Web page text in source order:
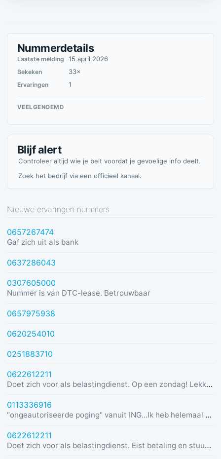
Nummerdetails
Laatste melding 15 april 2026
Bekeken 33×
Ervaringen 1
VEELGENOEMD
Blijf alert
Controleer altijd wie je belt voordat je gevoelige info deelt.
Zoek het bedrijf via een officieel kanaal.
Nieuwe ervaringen nummers
0657267474
Gaf zich uit als bank
0637286043
0307605000
Nummer is van DTC-lease. Betrouwbaar
0657975938
0620254010
0251883710
0622612211
Doet zich voor als belastingdienst. Op een zondag! Lekker dom
0113336916
"ongeautoriseerde poging" vanuit ING...Ik heb helemaal geen rekening bij ING :)
0622612211
Doet zich voor als belastingdienst. Eist betaling en stuurt link in bericht met dreiging van beslaglegging.